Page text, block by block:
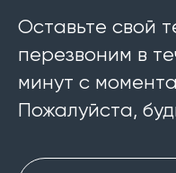
Оставьте свой
перезвоним в
минут с
Пожалуйста,